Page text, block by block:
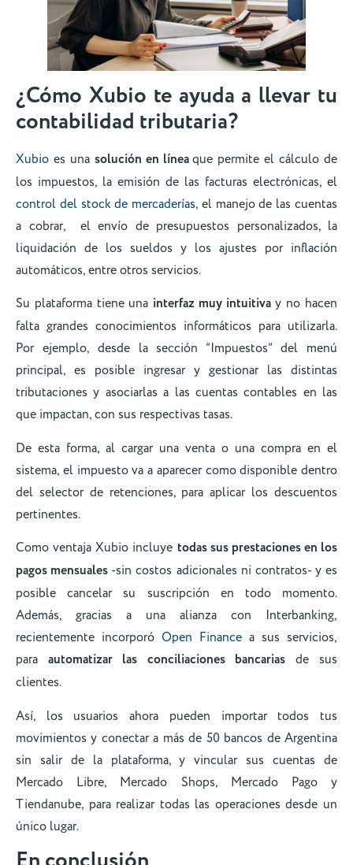
¿Cómo Xubio te ayuda a llevar tu
contabilidad tributaria?
Xubio es una solución en líneaque permite el cálculo de
los impuestos, la emisión de las facturas electrónicas, el
control del stock de mercaderías, el manejo de las cuentas
a cobrar, el envío de presupuestos personalizados, la
liquidación de los sueldos y los ajustes por inflación
automáticos, entre otros servicios.
Su plataforma tiene una interfaz muy intuitivay no hacen
falta grandes conocimientos informáticos para utilizarla.
Por ejemplo, desde la sección “Impuestos” del menú
principal, es posible ingresar y gestionar las distintas
tributaciones y asociarlas a las cuentas contables en las
que impactan, con sus respectivas tasas.
De esta forma, al cargar una venta o una compra en el
sistema, el impuesto va a aparecer como disponible dentro
del selector de retenciones, para aplicar los descuentos
pertinentes.
Como ventaja Xubio incluye todas sus prestaciones en los
pagos mensuales -sin costos adicionales ni contratos- y es
posible cancelar su suscripción en todo momento.
Además, gracias a una alianza con Interbanking,
recientemente incorporó Open Finance a sus servicios,
paraautomatizar las conciliaciones bancariasde sus
clientes.
Así, los usuarios ahora pueden importar todos tus
movimientos y conectar a más de 50 bancos de Argentina
sin salir de la plataforma, y vincular sus cuentas de
Mercado Libre, Mercado Shops, Mercado Pago y
Tiendanube, para realizar todas las operaciones desde un
único lugar.